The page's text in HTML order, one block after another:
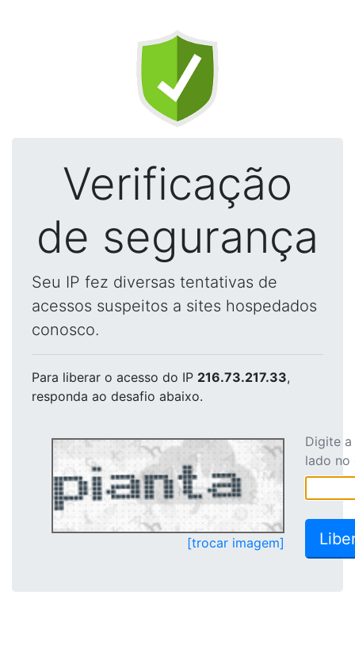
Verificação
de segurança
Seu IP fez diversas tentativas de
acessos suspeitos a sites hospedados
conosco.
Para liberar o acesso do IP 216.73.217.33,
responda ao desafio abaixo.
[trocar imagem]
Digite
lado no